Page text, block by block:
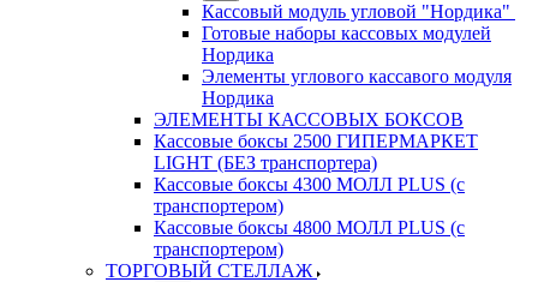
Кассовый модуль угловой "Нордика"
Готовые наборы кассовых модулей
Нордика
Элементы углового кассавого модуля
Нордика
ЭЛЕМЕНТЫ КАССОВЫХ БОКСОВ
Кассовые боксы 2500 ГИПЕРМАРКЕТ
LIGHT (БЕЗ транспортера)
Кассовые боксы 4300 МОЛЛ PLUS (с
транспортером)
Кассовые боксы 4800 МОЛЛ PLUS (с
транспортером)
ТОРГОВЫЙ СТЕЛЛАЖ